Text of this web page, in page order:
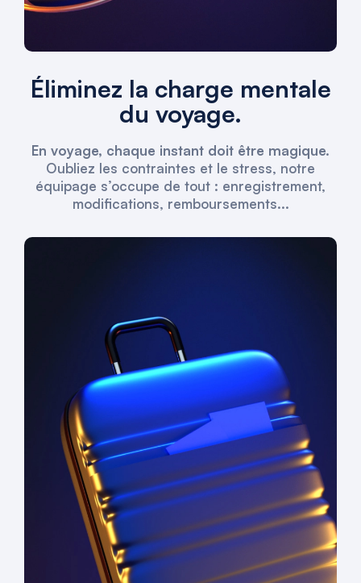
Éliminez la charge mentale
du voyage.
En voyage, chaque instant doit être magique.
Oubliez les contraintes et le stress, notre
équipage s’occupe de tout : enregistrement,
modifications, remboursements...